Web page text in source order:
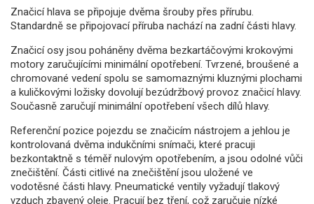
Značicí hlava se připojuje dvěma šrouby přes přírubu.
Standardně se připojovací příruba nachází na zadní části hlavy.
Značicí osy jsou poháněny dvěma bezkartáčovými krokovými
motory zaručujícími minimální opotřebení. Tvrzené, broušené a
chromované vedení spolu se samomaznými kluznými plochami
a kuličkovými ložisky dovolují bezúdržbový provoz značicí hlavy.
Současně zaručují minimální opotřebení všech dílů hlavy.
Referenční pozice pojezdu se značicím nástrojem a jehlou je
kontrolovaná dvěma indukčními snímači, které pracuji
bezkontaktně s téměř nulovým opotřebením, a jsou odolné vůči
znečištění. Části citlivé na znečištění jsou uložené ve
vodotěsné části hlavy. Pneumatické ventily vyžadují tlakový
vzduch zbavený oleje. Pracují bez tření, což zaručuje nízké